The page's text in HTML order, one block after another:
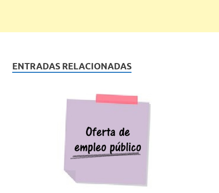
ENTRADAS RELACIONADAS